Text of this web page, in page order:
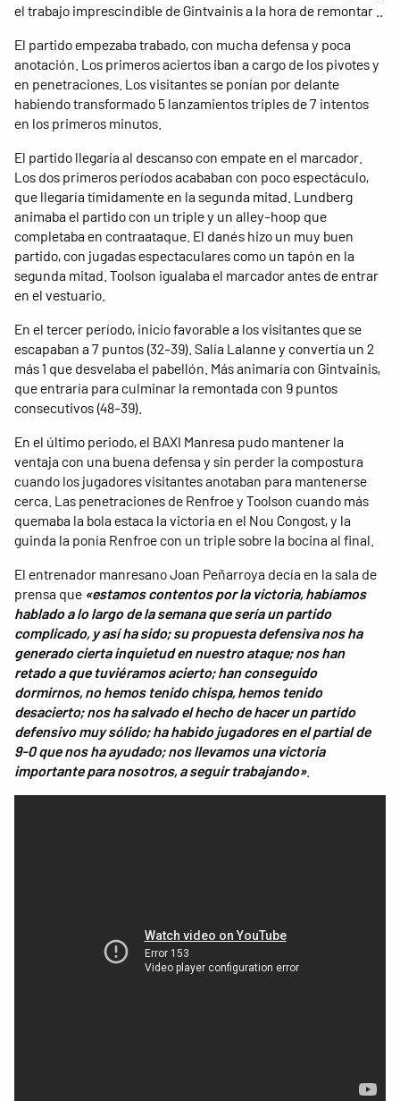
el trabajo imprescindible de Gintvainis a la hora de remontar ..
El partido empezaba trabado, con mucha defensa y poca
anotación. Los primeros aciertos iban a cargo de los pivotes y
en penetraciones. Los visitantes se ponían por delante
habiendo transformado 5 lanzamientos triples de 7 intentos
en los primeros minutos.
El partido llegaría al descanso con empate en el marcador.
Los dos primeros períodos acababan con poco espectáculo,
que llegaría tímidamente en la segunda mitad. Lundberg
animaba el partido con un triple y un alley-hoop que
completaba en contraataque. El danés hizo un muy buen
partido, con jugadas espectaculares como un tapón en la
segunda mitad. Toolson igualaba el marcador antes de entrar
en el vestuario.
En el tercer período, inicio favorable a los visitantes que se
escapaban a 7 puntos (32-39). Salía Lalanne y convertía un 2
más 1 que desvelaba el pabellón. Más animaría con Gintvainis,
que entraría para culminar la remontada con 9 puntos
consecutivos (48-39).
En el último periodo, el BAXI Manresa pudo mantener la
ventaja con una buena defensa y sin perder la compostura
cuando los jugadores visitantes anotaban para mantenerse
cerca. Las penetraciones de Renfroe y Toolson cuando más
quemaba la bola estaca la victoria en el Nou Congost, y la
guinda la ponía Renfroe con un triple sobre la bocina al final.
El entrenador manresano Joan Peñarroya decía en la sala de
prensa que «estamos contentos por la victoria, habíamos
hablado a lo largo de la semana que sería un partido
complicado, y así ha sido; su propuesta defensiva nos ha
generado cierta inquietud en nuestro ataque; nos han
retado a que tuviéramos acierto; han conseguido
dormirnos, no hemos tenido chispa, hemos tenido
desacierto; nos ha salvado el hecho de hacer un partido
defensivo muy sólido; ha habido jugadores en el partial de
9-0 que nos ha ayudado; nos llevamos una victoria
importante para nosotros, a seguir trabajando».